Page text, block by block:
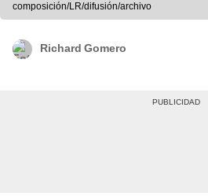
composición/LR/difusión/archivo
Richard Gomero